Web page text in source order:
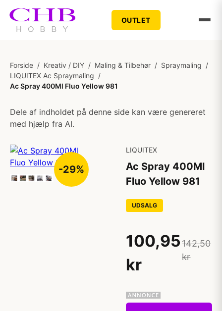
OUTLET
Forside / Kreativ / DIY / Maling & Tilbehør / Spraymaling /
LIQUITEX Ac Spraymaling /
Ac Spray 400Ml Fluo Yellow 981
Dele af indholdet på denne side kan være genereret
med hjælp fra AI.
-29%
LIQUITEX
Ac Spray 400Ml
Fluo Yellow 981
UDSALG
100,95
kr
142,50
kr